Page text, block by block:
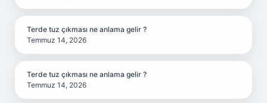
Terde tuz çıkması ne anlama gelir ?
Temmuz 14, 2026
Terde tuz çıkması ne anlama gelir ?
Temmuz 14, 2026